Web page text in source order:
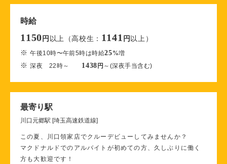
時給
1150 円 以上（高校生： 1141 円 以上）
※午後10時〜午前5時は時給25%増
※深夜 22時～ 1438円 ～(深夜手当含む)
最寄り駅
川口元郷駅 [埼玉高速鉄道線]
この夏、川口領家店でクルーデビューしてみませんか？
マクドナルドでのアルバイトが初めての方、久しぶりに働く
方も大歓迎です！